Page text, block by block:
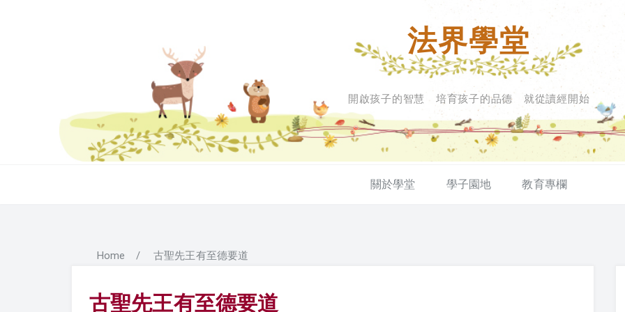
法界學堂
開啟孩子的智慧 培育孩子的品德 就從讀經開始
關於學堂 學子園地 教育專欄
Home / 古聖先王有至德要道
古聖先王有至德要道